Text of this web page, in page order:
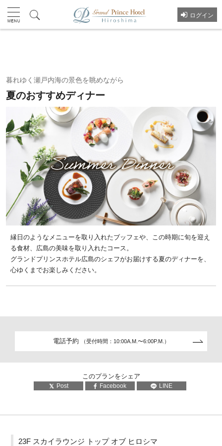
ログイン
暮れゆく瀬戸内海の景色を眺めながら
夏のおすすめディナー
縁日のようなメニューを取り入れたブッフェや、この時期に旬を迎え
る食材、広島の美味を取り入れたコース。
グランドプリンスホテル広島のシェフがお届けする夏のディナーを、
心ゆくまでお楽しみください。
電話予約 （受付時間：10:00A.M.〜6:00P.M.）
このプランをシェア
Post Facebook LINE
23F スカイラウンジ トップ オブ ヒロシマ